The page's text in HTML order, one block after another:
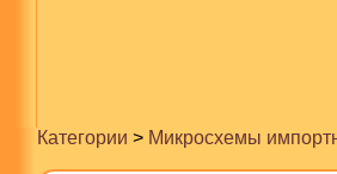
Категории > Микросхемы